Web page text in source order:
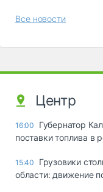
Все новости
Центр
16:00
Губернатор
поставки топлива в
15:40
Грузовики
области: движение